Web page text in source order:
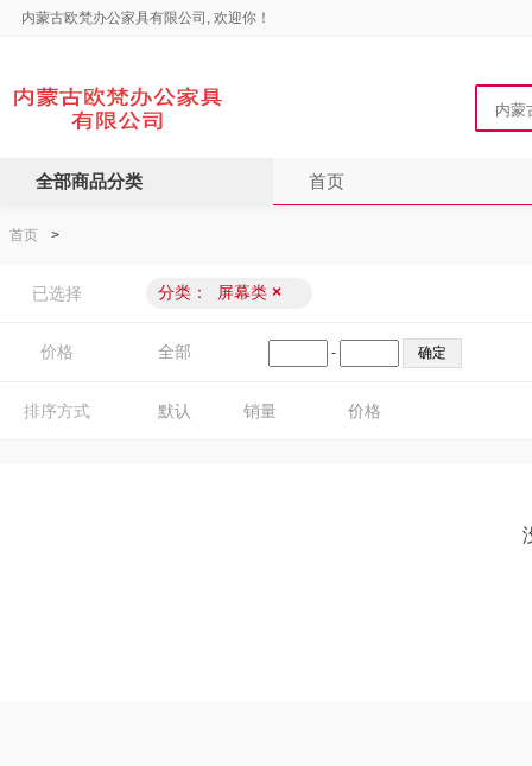
内蒙古欧梵办公家具有限公司, 欢迎你！
全部商品分类 首页
首页 >
已选择 分类： 屏幕类 ×
价格 全部 -
排序方式 默认 销量 价格